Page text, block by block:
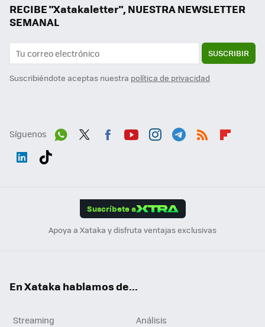
RECIBE "Xatakaletter", NUESTRA NEWSLETTER
SEMANAL
SUSCRIBIR
Suscribiéndote aceptas nuestra política de privacidad
Síguenos
Suscríbete a
Apoya a Xataka y disfruta ventajas exclusivas
En Xataka hablamos de...
Streaming
Análisis